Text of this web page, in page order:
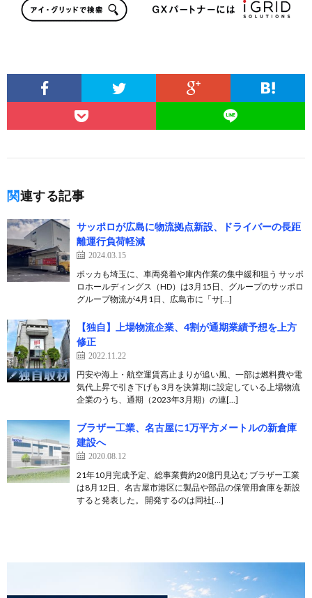
関連する記事
サッポロが広島に物流拠点新設、ドライバーの長距
離運行負荷軽減
2024.03.15
ポッカも埼玉に、車両発着や庫内作業の集中緩和狙う サッポ
ロホールディングス（HD）は3月15日、グループのサッポロ
グループ物流が4月1日、広島市に「サ[…]
【独自】上場物流企業、4割が通期業績予想を上方
修正
2022.11.22
円安や海上・航空運賃高止まりが追い風、一部は燃料費や電
気代上昇で引き下げも 3月を決算期に設定している上場物流
企業のうち、通期（2023年3月期）の連[…]
ブラザー工業、名古屋に1万平方メートルの新倉庫
建設へ
2020.08.12
21年10月完成予定、総事業費約20億円見込む ブラザー工業
は8月12日、名古屋市港区に製品や部品の保管用倉庫を新設
すると発表した。 開発するのは同社[…]